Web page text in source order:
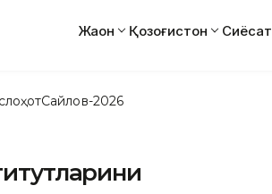
Жаҳон Қозоғистон Сиёсат
Сайлов-2026